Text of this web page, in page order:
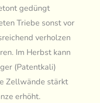
gedüngt
Triebe sonst vor
verholzen
Im Herbst kann
(Patentkali)
Zellwände stärkt
erhöht.